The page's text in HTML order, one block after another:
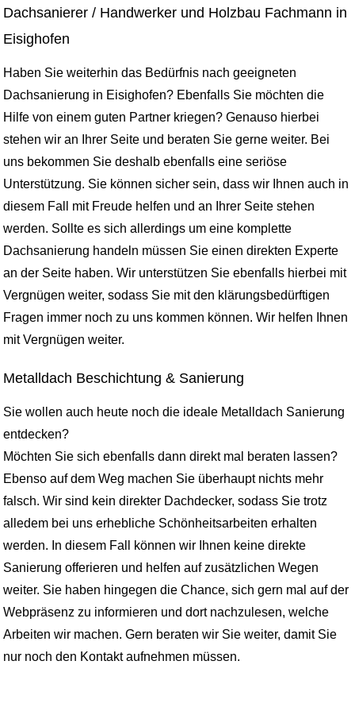
Dachsanierer / Handwerker und Holzbau Fachmann in
Eisighofen
Haben Sie weiterhin das Bedürfnis nach geeigneten
Dachsanierung in Eisighofen? Ebenfalls Sie möchten die
Hilfe von einem guten Partner kriegen? Genauso hierbei
stehen wir an Ihrer Seite und beraten Sie gerne weiter. Bei
uns bekommen Sie deshalb ebenfalls eine seriöse
Unterstützung. Sie können sicher sein, dass wir Ihnen auch in
diesem Fall mit Freude helfen und an Ihrer Seite stehen
werden. Sollte es sich allerdings um eine komplette
Dachsanierung handeln müssen Sie einen direkten Experte
an der Seite haben. Wir unterstützen Sie ebenfalls hierbei mit
Vergnügen weiter, sodass Sie mit den klärungsbedürftigen
Fragen immer noch zu uns kommen können. Wir helfen Ihnen
mit Vergnügen weiter.
Metalldach Beschichtung & Sanierung
Sie wollen auch heute noch die ideale Metalldach Sanierung
entdecken?
Möchten Sie sich ebenfalls dann direkt mal beraten lassen?
Ebenso auf dem Weg machen Sie überhaupt nichts mehr
falsch. Wir sind kein direkter Dachdecker, sodass Sie trotz
alledem bei uns erhebliche Schönheitsarbeiten erhalten
werden. In diesem Fall können wir Ihnen keine direkte
Sanierung offerieren und helfen auf zusätzlichen Wegen
weiter. Sie haben hingegen die Chance, sich gern mal auf der
Webpräsenz zu informieren und dort nachzulesen, welche
Arbeiten wir machen. Gern beraten wir Sie weiter, damit Sie
nur noch den Kontakt aufnehmen müssen.